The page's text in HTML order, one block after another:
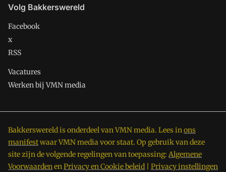
Volg Bakkerswereld
Facebook
x
RSS
Vacatures
Werken bij VMN media
Bakkerswereld is onderdeel van VMN media. Lees inons
manifestwaar VMN media voor staat. Op gebruik van deze
site zijn de volgende regelingen van toepassing: Algemene
VoorwaardenenPrivacy en Cookie beleid Privacy instellingen